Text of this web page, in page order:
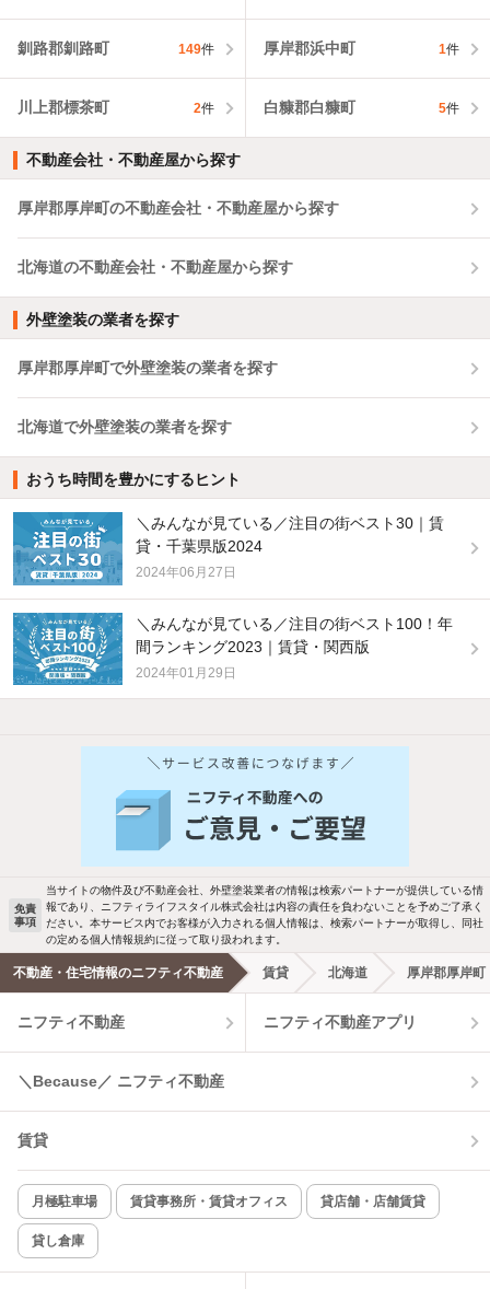
釧路郡釧路町 149件 厚岸郡浜中町 1件
川上郡標茶町 2件 白糠郡白糠町 5件
不動産会社・不動産屋から探す
厚岸郡厚岸町の不動産会社・不動産屋から探す
北海道の不動産会社・不動産屋から探す
外壁塗装の業者を探す
厚岸郡厚岸町で外壁塗装の業者を探す
北海道で外壁塗装の業者を探す
おうち時間を豊かにするヒント
＼みんなが見ている／注目の街ベスト30｜賃
貸・千葉県版2024
2024年06月27日
＼みんなが見ている／注目の街ベスト100！年
間ランキング2023｜賃貸・関西版
2024年01月29日
他の人はこんな条件で絞り込んでいます！
バス・トイレ別 2階以上
洗濯機置場あり 独立洗面台
エアコンあり 都市ガス
温水洗浄便座 オートロック
コンロ2口以上
新着のみ インターネット無料
該当件数:
物件一覧に反映
免責
事項
当サイトの物件及び不動産会社、外壁塗装業者の情報は検索パートナーが提供している情
報であり、ニフティライフスタイル株式会社は内容の責任を負わないことを予めご了承く
ださい。本サービス内でお客様が入力される個人情報は、検索パートナーが取得し、同社
の定める個人情報規約に従って取り扱われます。
不動産・住宅情報のニフティ不動産 賃貸 北海道 厚岸郡厚岸町
ニフティ不動産 ニフティ不動産アプリ
＼Because／ ニフティ不動産
賃貸
月極駐車場 賃貸事務所・賃貸オフィス 貸店舗・店舗賃貸
貸し倉庫